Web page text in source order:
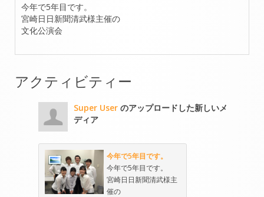
今年で5年目です。
宮崎日日新聞清武様主催の
文化公演会
アクティビティー
Super User のアップロードした新しいメ
ディア
今年で5年目です。
今年で5年目です。
宮崎日日新聞清武様主
催の